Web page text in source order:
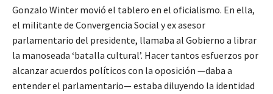
Gonzalo Winter movió el tablero en el oficialismo. En ella,
el militante de Convergencia Social y ex asesor
parlamentario del presidente, llamaba al Gobierno a librar
la manoseada ‘batalla cultural’. Hacer tantos esfuerzos por
alcanzar acuerdos políticos con la oposición —daba a
entender el parlamentario— estaba diluyendo la identidad